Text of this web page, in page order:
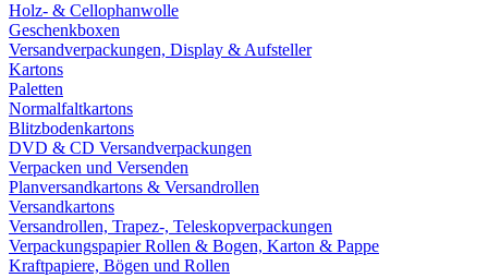
Holz- & Cellophanwolle
Geschenkboxen
Versandverpackungen, Display & Aufsteller
Kartons
Paletten
Normalfaltkartons
Blitzbodenkartons
DVD & CD Versandverpackungen
Verpacken und Versenden
Planversandkartons & Versandrollen
Versandkartons
Versandrollen, Trapez-, Teleskopverpackungen
Verpackungspapier Rollen & Bogen, Karton & Pappe
Kraftpapiere, Bögen und Rollen